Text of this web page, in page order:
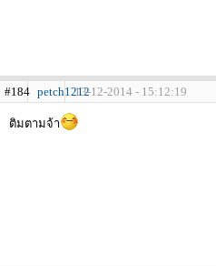
#184 petch121213-12-2014 - 15:12:19
ติมตามจ้า